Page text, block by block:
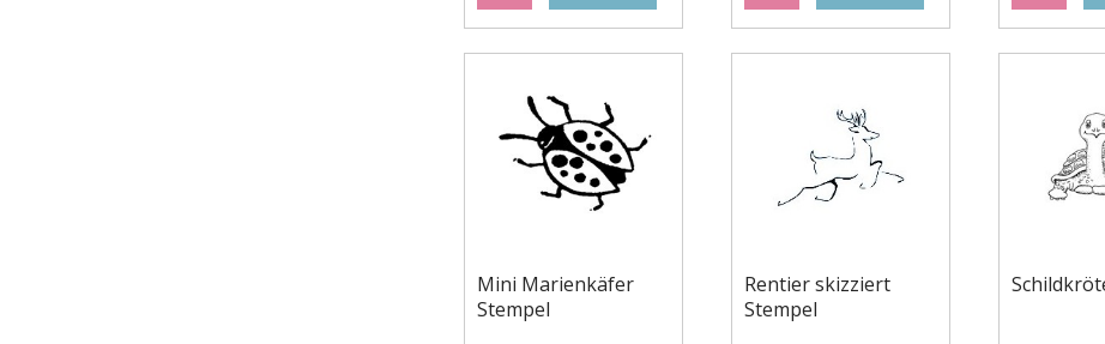
Mini Marienkäfer
Stempel
Rentier skizziert
Stempel